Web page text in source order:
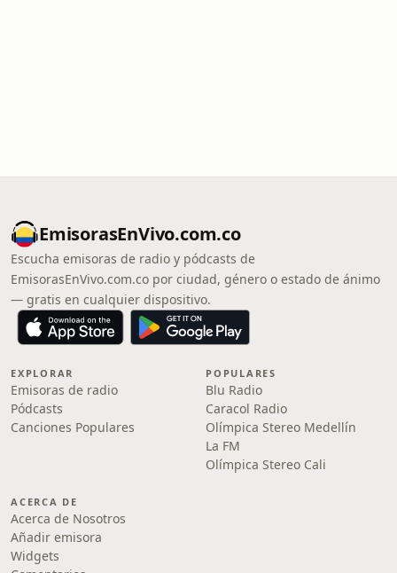
EmisorasEnVivo.com.co
Escucha emisoras de radio y pódcasts de
EmisorasEnVivo.com.co por ciudad, género o estado de ánimo
— gratis en cualquier dispositivo.
EXPLORAR
Emisoras de radio
Pódcasts
Canciones Populares
POPULARES
Blu Radio
Caracol Radio
Olímpica Stereo Medellín
La FM
Olímpica Stereo Cali
ACERCA DE
Acerca de Nosotros
Añadir emisora
Widgets